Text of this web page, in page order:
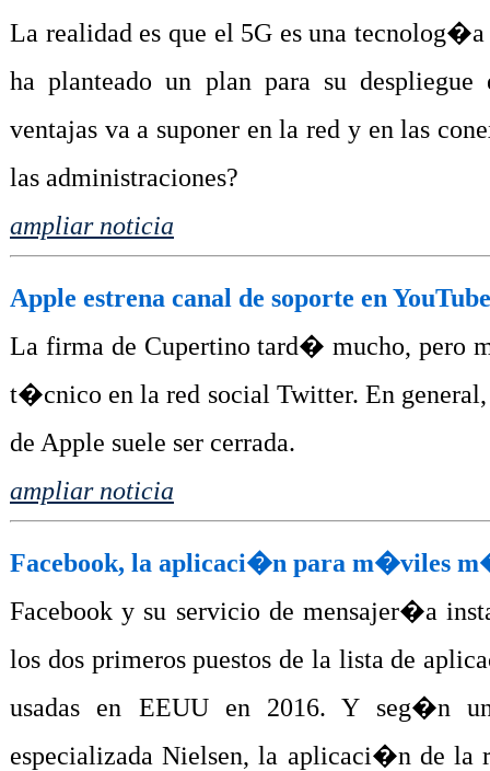
La realidad es que el 5G es una
ha planteado un plan para su
ventajas va a suponer en la red y en las
las administraciones?
ampliar noticia
Apple estrena canal de soporte en
La firma de Cupertino tard� mucho, pero
t�cnico en la red social Twitter. En
de Apple suele ser cerrada.
ampliar noticia
Facebook, la aplicaci�n para m�viles
Facebook y su servicio de mensajer�a
los dos primeros puestos de la lista de
usadas en EEUU en 2016. Y seg�n
especializada Nielsen, la aplicaci�n de la